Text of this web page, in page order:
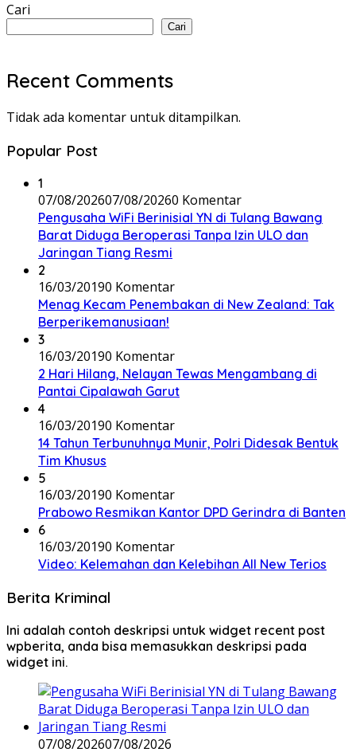
Cari
Cari
Recent Comments
Tidak ada komentar untuk ditampilkan.
Popular Post
1
07/08/202607/08/20260 Komentar
Pengusaha WiFi Berinisial YN di Tulang Bawang
Barat Diduga Beroperasi Tanpa Izin ULO dan
Jaringan Tiang Resmi
2
16/03/20190 Komentar
Menag Kecam Penembakan di New Zealand: Tak
Berperikemanusiaan!
3
16/03/20190 Komentar
2 Hari Hilang, Nelayan Tewas Mengambang di
Pantai Cipalawah Garut
4
16/03/20190 Komentar
14 Tahun Terbunuhnya Munir, Polri Didesak Bentuk
Tim Khusus
5
16/03/20190 Komentar
Prabowo Resmikan Kantor DPD Gerindra di Banten
6
16/03/20190 Komentar
Video: Kelemahan dan Kelebihan All New Terios
Berita Kriminal
Ini adalah contoh deskripsi untuk widget recent post
wpberita, anda bisa memasukkan deskripsi pada
widget ini.
07/08/202607/08/2026